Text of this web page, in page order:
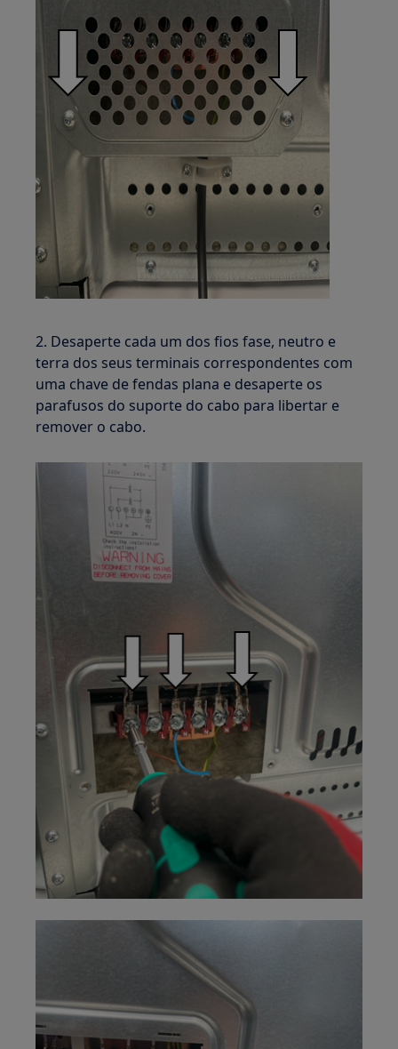
2. Desaperte cada um dos fios fase, neutro e
terra dos seus terminais correspondentes com
uma chave de fendas plana e desaperte os
parafusos do suporte do cabo para libertar e
remover o cabo.